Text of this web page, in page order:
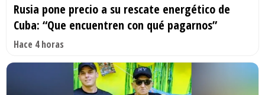
Rusia pone precio a su rescate energético de
Cuba: “Que encuentren con qué pagarnos”
Hace 4 horas